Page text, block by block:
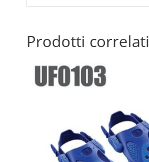
Prodotti correlati